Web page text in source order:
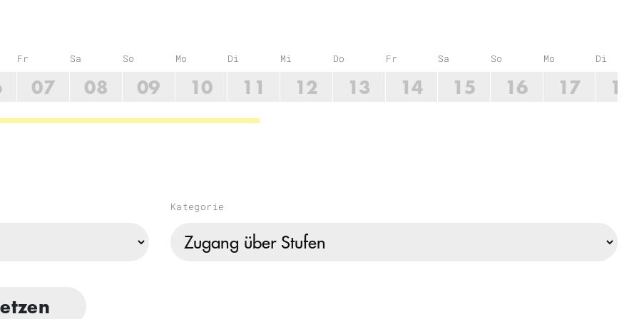
Fr
07
Sa
08
So
09
Mo
10
Di
11
Mi
12
Do
13
Fr
14
Sa
15
So
16
Mo
17
Di
18
Kategorie